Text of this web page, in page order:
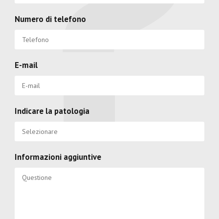
Numero di telefono
E-mail
Indicare la patologia
Informazioni aggiuntive